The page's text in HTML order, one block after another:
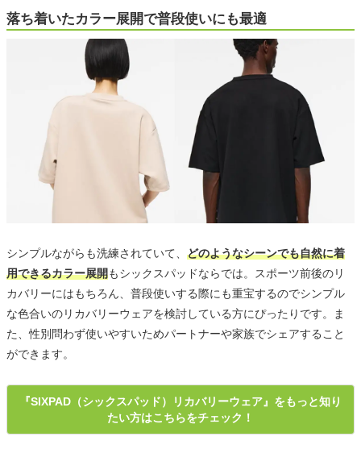
落ち着いたカラー展開で普段使いにも最適
シンプルながらも洗練されていて、 どのようなシーンでも自然に着
用できるカラー展開もシックスパッドならでは。スポーツ前後のリ
カバリーにはもちろん、普段使いする際にも重宝するのでシンプル
な色合いのリカバリーウェアを検討している方にぴったりです。ま
た、性別問わず使いやすいためパートナーや家族でシェアすること
ができます。
『SIXPAD（シックスパッド）リカバリーウェア』をもっと知り
たい方はこちらをチェック！